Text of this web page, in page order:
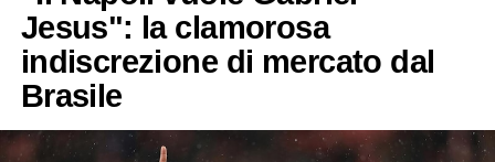
Jesus": la clamorosa
indiscrezione di mercato dal
Brasile